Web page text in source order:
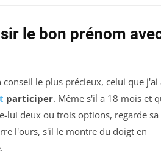
le bon prénom
le plus précieux, celui que j'ai
participer. Même s'il a 18 mois et
lui deux ou trois options, regarde sa
l'ours, s'il le montre du doigt en